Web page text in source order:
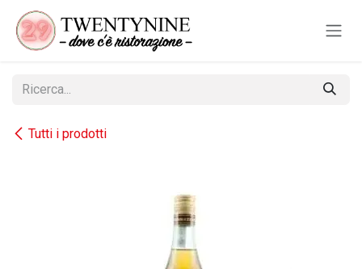
Passa al contenuto
Tutti i prodotti